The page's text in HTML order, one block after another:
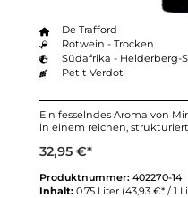
De Trafford
Rotwein - Trocken
Südafrika - Helderberg-
Petit Verdot
Ein fesselndes Aroma von
in einem reichen,
32,95 €*
Produktnummer: 402270-14
Inhalt: 0.75 Liter (43,93 €* / 1